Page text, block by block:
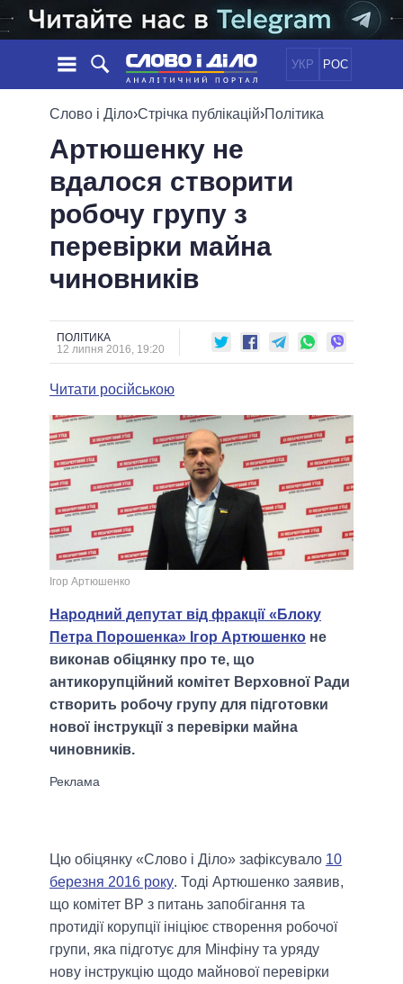
УКР РОС
НОВИНИ
СТРІЧКА
ПОДІЇ
СТАТТІ
ОГЛЯДИ
ДАЙДЖЕСТИ
ПОЛІТИКА
ЕКОНОМІКА
СУСПІЛЬСТВО
СВІТ
ОБIЦЯНКИ
ПОЛIТИКИ
УСІ ПОЛІТИКИ
ПРЕЗИДЕНТ І ОФІС
ВЕРХОВНА РАДА
ГОЛОВИ ОБЛАДМІНІСТРАЦІЙ
МЕРИ МІСТ
ВСІ ПЕРСОНИ
ІНФОГРАФІКА
ВІДЕО
ПОРІВНЯННЯ ПОЛІТИКІВ
Слово і Діло›Стрічка публікацій›Політика
Артюшенку не
вдалося створити
робочу групу з
перевірки майна
чиновників
ПОЛІТИКА
12 липня 2016, 19:20
Читати російською
Ігор Артюшенко
Народний депутат від фракції «Блоку
Петра Порошенка» Ігор Артюшенко не
виконав обіцянку про те, що
антикорупційний комітет Верховної Ради
створить робочу групу для підготовки
нової інструкції з перевірки майна
чиновників.
Цю обіцянку «Слово і Діло» зафіксувало 10
березня 2016 року. Тоді Артюшенко заявив,
що комітет ВР з питань запобігання та
протидії корупції ініціює створення робочої
групи, яка підготує для Мінфіну та уряду
нову інструкцію щодо майнової перевірки